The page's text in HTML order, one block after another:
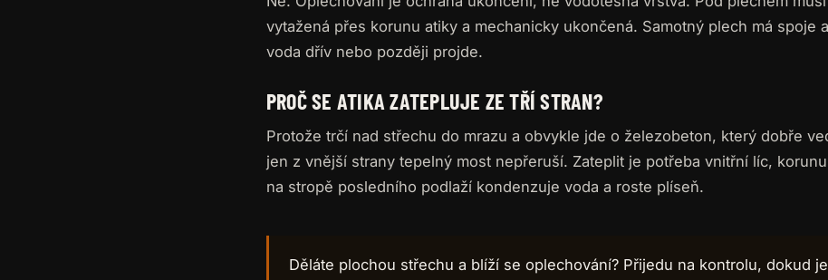
vytažená přes korunu atiky a mechanicky ukončená. Samotný plech má spoje
voda dřív nebo později projde.
PROČ SE ATIKA ZATEPLUJE ZE TŘÍ STRAN?
Protože trčí nad střechu do mrazu a obvykle jde o železobeton, který dobře
jen z vnější strany tepelný most nepřeruší. Zateplit je potřeba vnitřní líc,
na stropě posledního podlaží kondenzuje voda a roste plíseň.
Děláte plochou střechu a blíží se oplechování? Přijedu na kontrolu, dokud